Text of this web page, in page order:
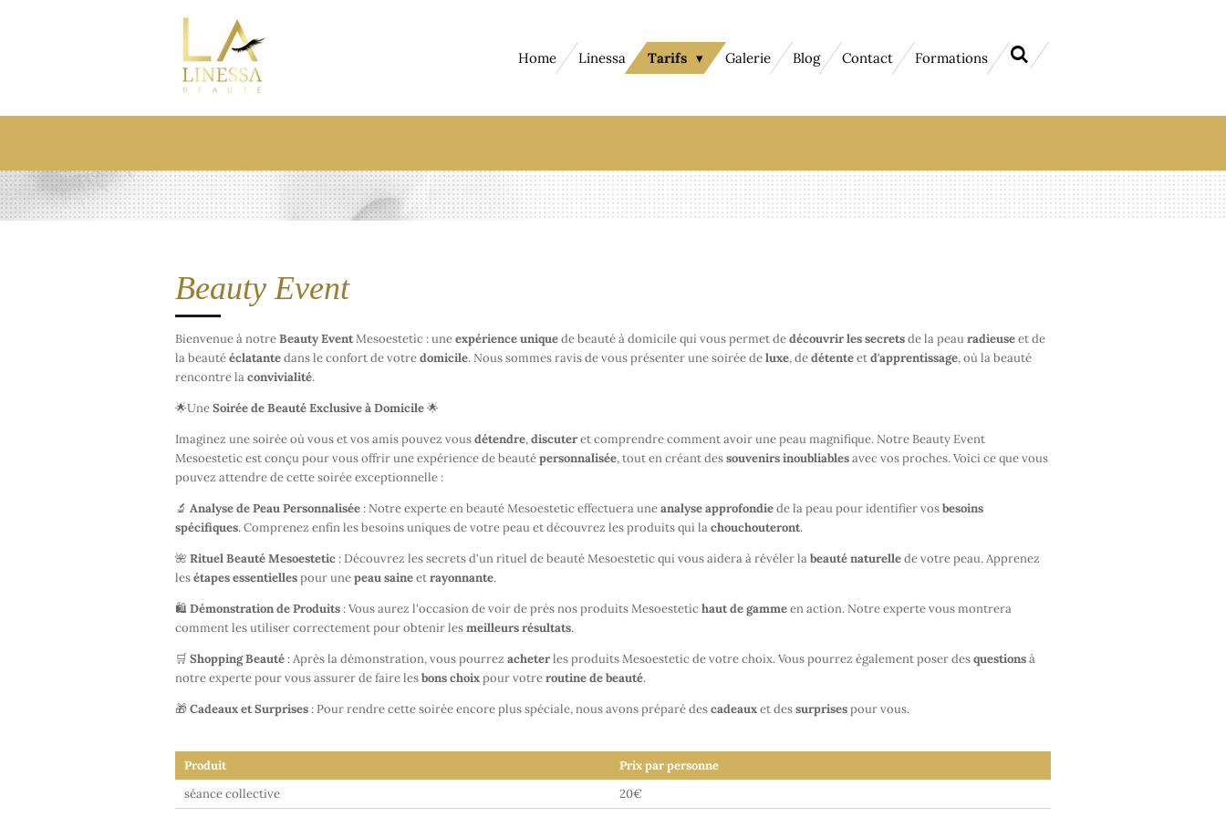
Home Linessa Tarifs Galerie Blog Contact Formations
Beauty Event
Bienvenue à notreBeauty EventMesoestetic : uneexpérienceuniquede beauté à domicile qui vous permet dedécouvrirles secretsde la peauradieuseet de
la beautééclatantedans le confort de votredomicile. Nous sommes ravis de vous présenter une soirée deluxe, dedétenteetd'apprentissage, où la beauté
rencontre laconvivialité.
🌟UneSoirée de Beauté Exclusive à Domicile🌟
Imaginez une soirée où vous et vos amis pouvez vousdétendre,discuteret comprendre comment avoir une peau magnifique. Notre Beauty Event
Mesoestetic est conçu pour vous offrir une expérience de beautépersonnalisée, tout en créant dessouvenirs inoubliablesavec vos proches. Voici ce que vous
pouvez attendre de cette soirée exceptionnelle :
🔬 Analyse de Peau Personnalisée : Notre experte en beauté Mesoestetic effectuera uneanalyseapprofondiede la peau pour identifier vosbesoins
spécifiques. Comprenez enfin les besoins uniques de votre peau et découvrez les produits qui lachouchouteront.
🌺Rituel Beauté Mesoestetic : Découvrez les secrets d'un rituel de beauté Mesoestetic qui vous aidera à révéler labeauté naturellede votre peau. Apprenez
lesétapes essentiellespour unepeau saineetrayonnante.
🛍️ Démonstration de Produits : Vous aurez l'occasion de voir de près nos produits Mesoestetichaut de gammeen action. Notre experte vous montrera
comment les utiliser correctement pour obtenir lesmeilleurs résultats.
🛒 Shopping Beauté : Après la démonstration, vous pourrez acheterles produits Mesoestetic de votre choix. Vous pourrez également poser desquestionsà
notre experte pour vous assurer de faire lesbons choixpour votreroutine de beauté.
🎁Cadeaux et Surprises : Pour rendre cette soirée encore plus spéciale, nous avons préparé descadeauxet dessurprisespour vous.
Produit
Prix par personne
séance collective
20€